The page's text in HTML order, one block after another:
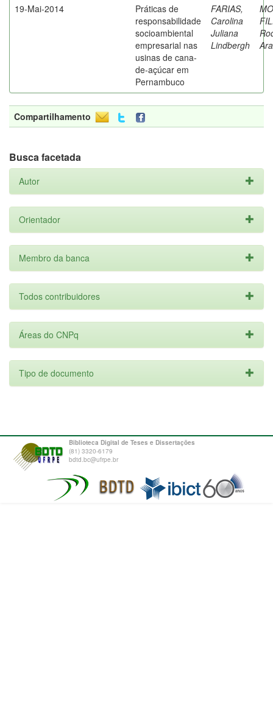
19-Mai-2014
Práticas de
responsabilidade
socioambiental
empresarial nas
usinas de cana-
de-açúcar em
Pernambuco
FARIAS,
Carolina
Juliana
Lindbergh
Compartilhamento
Busca facetada
Autor
Orientador
Membro da banca
Todos contribuidores
Áreas do CNPq
Tipo de documento
Biblioteca Digital de Teses e Dissertações
(81) 3320-6179
bdtd.bc@ufrpe.br